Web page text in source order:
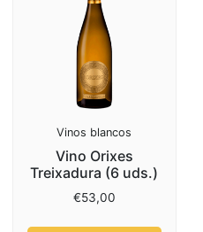
Vinos blancos
Vino Orixes
Treixadura (6 uds.)
€53,00